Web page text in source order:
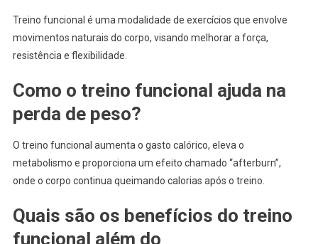
Treino funcional é uma modalidade de exercícios que envolve
movimentos naturais do corpo, visando melhorar a força,
resistência e flexibilidade.
Como o treino funcional ajuda na
perda de peso?
O treino funcional aumenta o gasto calórico, eleva o
metabolismo e proporciona um efeito chamado “afterburn”,
onde o corpo continua queimando calorias após o treino.
Quais são os benefícios do treino
funcional além do